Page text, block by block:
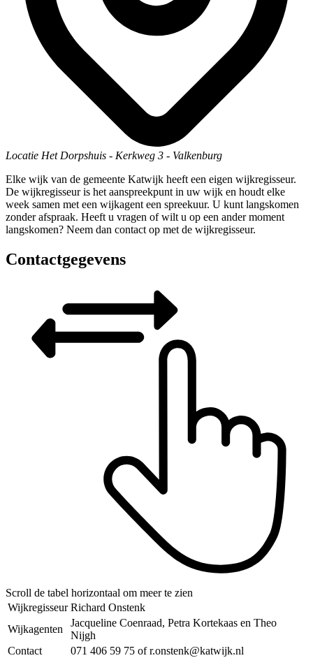
Locatie Het Dorpshuis - Kerkweg 3 - Valkenburg
Elke wijk van de gemeente Katwijk heeft een eigen wijkregisseur.
De wijkregisseur is het aanspreekpunt in uw wijk en houdt elke
week samen met een wijkagent een spreekuur. U kunt langskomen
zonder afspraak. Heeft u vragen of wilt u op een ander moment
langskomen? Neem dan contact op met de wijkregisseur.
Contactgegevens
Scroll de tabel horizontaal om meer te zien
Wijkregisseur Richard Onstenk
Wijkagenten
Jacqueline Coenraad, Petra Kortekaas en Theo
Nijgh
Contact
071 406 59 75 of r.onstenk@katwijk.nl